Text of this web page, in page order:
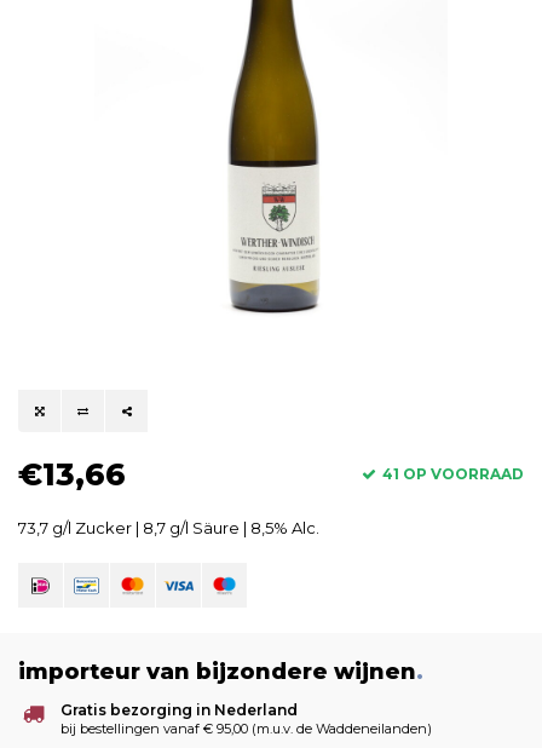
€13,66 41 OP VOORRAAD
73,7 g/l Zucker | 8,7 g/l Säure | 8,5% Alc.
importeur van bijzondere wijnen.
Gratis bezorging in Nederland
bij bestellingen vanaf € 95,00 (m.u.v. de Waddeneilanden)